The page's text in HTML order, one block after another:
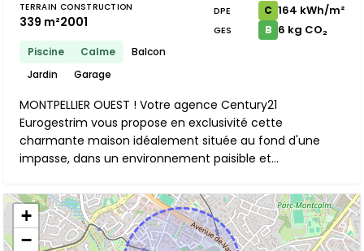
TERRAIN
339 m²
CONSTRUCTION
2001
Piscine Calme
Balcon
Jardin
Garage
DPE C 164 kWh/m²
GES B 6 kg CO₂
MONTPELLIER OUEST ! Votre agence Century21
Eurogestrim vous propose en exclusivité cette
charmante maison idéalement située au fond d'une
impasse, dans un environnement paisible et...
+
−